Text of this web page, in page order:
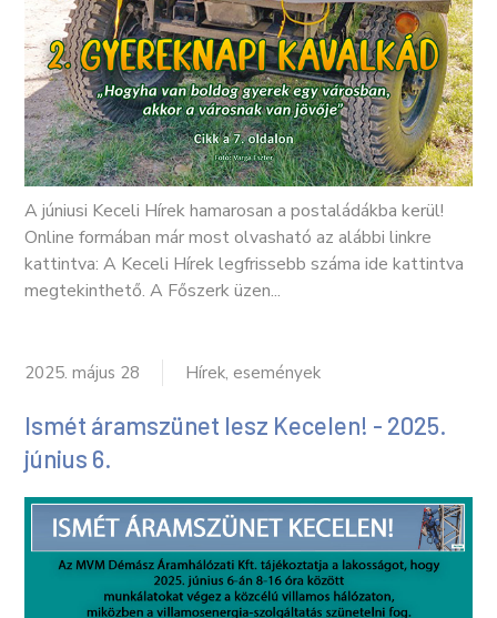
A júniusi Keceli Hírek hamarosan a postaládákba kerül!
Online formában már most olvasható az alábbi linkre
kattintva: A Keceli Hírek legfrissebb száma ide kattintva
megtekinthető. A Főszerk üzen...
2025. május 28 Hírek, események
Ismét áramszünet lesz Kecelen! - 2025.
június 6.